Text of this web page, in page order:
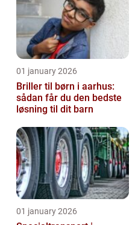
01 january 2026
Briller til børn i aarhus:
sådan får du den bedste
løsning til dit barn
01 january 2026